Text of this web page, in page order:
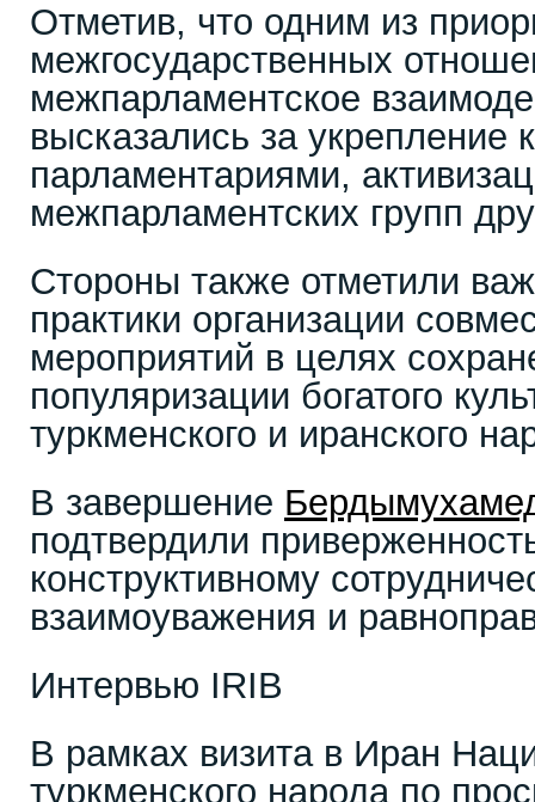
Отметив, что одним из
межгосударственных
межпарламентское
высказались за укрепление
парламентариями,
межпарламентских групп
Стороны также отметили
практики организации
мероприятий в целях
популяризации богатого
туркменского и иранского
В завершение
подтвердили
конструктивному
взаимоуважения и
Интервью IRIB
В рамках визита в Иран
туркменского народа по